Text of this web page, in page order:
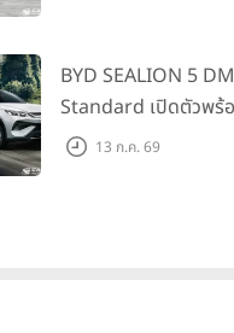
แรก)
BYD SEALION 5
Standard เปิดตัวพร้
คาดการณ์ 699,900 บ
13 ก.ค. 69